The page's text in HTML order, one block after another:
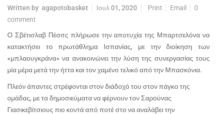
Written by agapotobasket Ιουλ 01, 2020 Print Email
0
comment
Ο Σβέτισλαβ Πέσιτς πλήρωσε την αποτυχία της Μπαρτσελόνα να
κατακτήσει το πρωτάθλημα Ισπανίας, με την διοίκηση των
«μπλαουγκράνα» να ανακοινώνει την λύση της συνεργασίας τους
μία μέρα μετά την ήττα και τον χαμένο τελικό από την Μπασκόνια.
Πλεόν άπαντες στρέφονται στον διάδοχό του στον πάγκο της
ομάδας, με τα δημοσιεύματα να φέρνουν τον Σαρούνας
Γιασικεβίτσιους πιο κοντά από ποτέ στο να αναλάβει την